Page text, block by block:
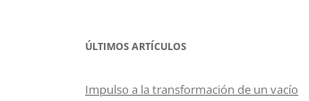
ÚLTIMOS ARTÍCULOS
Impulso a la transformación de un vacío